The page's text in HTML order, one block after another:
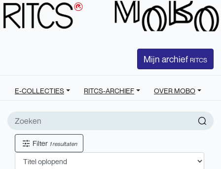
Mijn archief RITCS
E-COLLECTIES RITCS-ARCHIEF OVER MOBO
Filter 1 resultaten